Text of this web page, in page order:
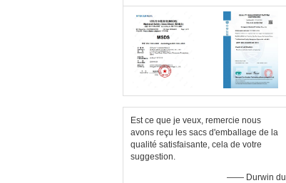
Est ce que je veux, remercie nous
avons reçu les sacs d'emballage de la
qualité satisfaisante, cela de votre
suggestion.
—— Durwin du